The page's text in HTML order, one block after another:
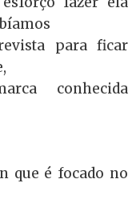
para ficar
conhecida
que é focado no